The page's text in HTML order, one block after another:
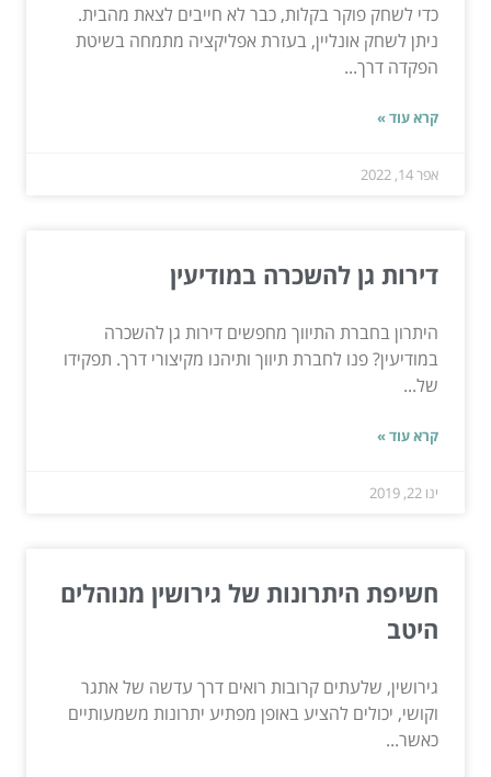
כדי לשחק פוקר בקלות, כבר לא חייבים לצאת מהבית.
ניתן לשחק אונליין, בעזרת אפליקציה מתמחה בשיטת
הפקדה דרך...
קרא עוד »
אפר 14, 2022
דירות גן להשכרה במודיעין
היתרון בחברת התיווך מחפשים דירות גן להשכרה
במודיעין? פנו לחברת תיווך ותיהנו מקיצורי דרך. תפקידו
של...
קרא עוד »
ינו 22, 2019
חשיפת היתרונות של גירושין מנוהלים
היטב
גירושין, שלעתים קרובות רואים דרך עדשה של אתגר
וקושי, יכולים להציע באופן מפתיע יתרונות משמעותיים
כאשר...